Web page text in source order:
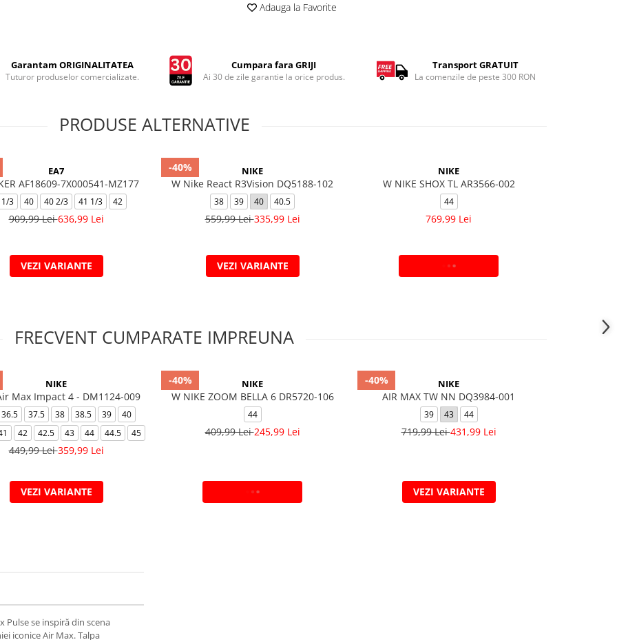
Adauga la Favorite
Garantam ORIGINALITATEA
Tuturor produselor comercializate.
Cumpara fara GRIJI
Ai 30 de zile garantie la orice produs.
Transport GRATUIT
La comenzile de peste 300 RON
PRODUSE ALTERNATIVE
EA7
AF18609-7X000541-MZ177
3 40 40 2/3 41 1/3 42
909,99 Lei636,99 Lei
VEZI VARIANTE
-40% NIKE
W Nike React R3Vision DQ5188-102
38 39 40 40.5
559,99 Lei335,99 Lei
VEZI VARIANTE
NIKE
W NIKE SHOX TL AR3566-002
44
769,99 Lei
ADAUGA IN COS
FRECVENT CUMPARATE IMPREUNA
NIKE
Max Impact 4 - DM1124-009
36.5 37.5 38 38.5 39
40
42 42.5 43 44 44.5 45
449,99 Lei359,99 Lei
VEZI VARIANTE
-40% NIKE
W NIKE ZOOM BELLA 6 DR5720-106
44
409,99 Lei245,99 Lei
ADAUGA IN COS
-40% NIKE
AIR MAX TW NN DQ3984-001
39 43 44
719,99 Lei431,99 Lei
VEZI VARIANTE
se inspiră din scena
iconice Air Max. Talpa